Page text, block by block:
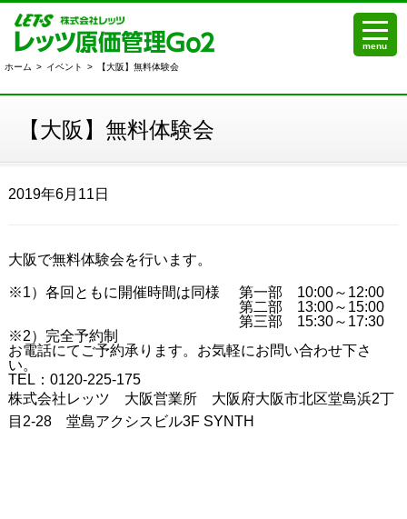
menu
ホーム > イベント > 【大阪】無料体験会
【大阪】無料体験会
2019年6月11日
大阪で無料体験会を行います。
※1）各回ともに開催時間は同様
第一部 10:00～12:00
第二部 13:00～15:00
第三部 15:30～17:30
※2）完全予約制
お電話にてご予約承ります。お気軽にお問い合わせ下さ
い。
TEL：0120-225-175
株式会社レッツ 大阪営業所 大阪府大阪市北区堂島浜2丁
目2-28 堂島アクシスビル3F SYNTH